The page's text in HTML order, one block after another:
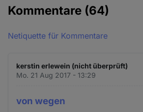
Kommentare (64)
Netiquette für Kommentare
kerstin erlewein (nicht überprüft)
Mo. 21 Aug 2017 - 13:29
von wegen